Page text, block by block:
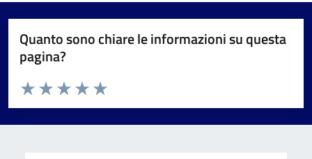
Quanto sono chiare le informazioni su questa
pagina?
Valuta da 1 a 5 stelle la pagina
Valuta 5 stelle su 5
Valuta 4 stelle su 5
Valuta 3 stelle su 5
Valuta 2 stelle su 5
Valuta 1 stelle su 5